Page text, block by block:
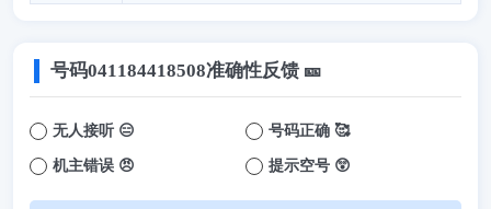
号码041184418508准确性反馈 🎫
无人接听 😑 号码正确 🥰
机主错误 😠 提示空号 😲